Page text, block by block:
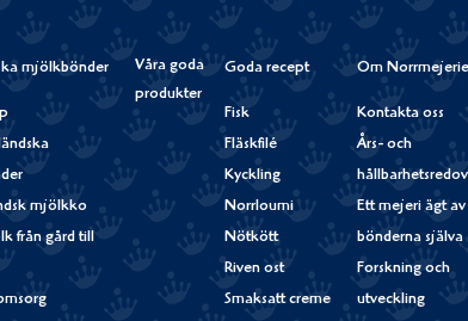
mjölkbönder
mjölkko
från gård till
Våra goda
produkter
Goda recept
Fisk
Fläskfilé
Kyckling
Norrloumi
Nötkött
Riven ost
Smaksatt creme
Om
Kontakta oss
Års- och
Ett mejeri ägt av
bönderna själva
Forskning och
utveckling